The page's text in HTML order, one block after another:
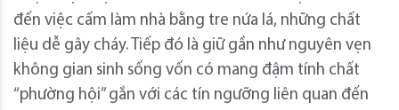
đến việc cấm làm nhà bằng tre nứa lá, những chất
liệu dễ gây cháy. Tiếp đó là giữ gần như nguyên vẹn
không gian sinh sống vốn có mang đậm tính chất
“phường hội” gắn với các tín ngưỡng liên quan đến